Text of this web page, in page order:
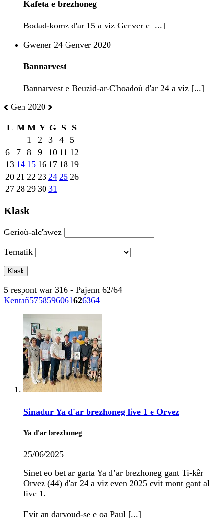
Kafeta e brezhoneg
Bodad-komz d'ar 15 a viz Genver e [...]
Gwener 24 Genver 2020
Bannarvest
Bannarvest e Beuzid-ar-C'hoadoù d'ar 24 a viz [...]
Gen 2020
L M M Y G S
S
1
2 3 4
5
6
7 8 9 10 11 12
13 14 15 16 17 18 19
20 21 22 23 24 25 26
27 28 29 30 31
Klask
Gerioù-alc'hwez
Tematik
5 respont war 316 - Pajenn 62/64
Kentañ5758596061626364
Sinadur Ya d'ar brezhoneg live 1 e Orvez
Ya d'ar brezhoneg
25/06/2025
Sinet eo bet ar garta Ya d’ar brezhoneg gant Ti-kêr
Orvez (44) d'ar 24 a viz even 2025 evit mont gant al
live 1.
Evit an darvoud-se e oa Paul [...]